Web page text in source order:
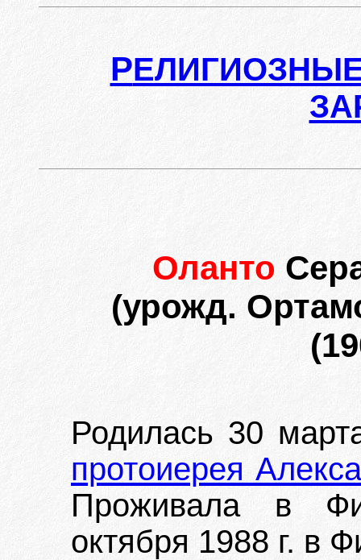
Р
Оланто
(урожд.
Родилась 30
протоиерея
Проживала в
октября 1988 г. в